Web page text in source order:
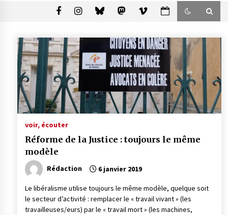
voir, écouter
Réforme de la Justice : toujours le même
modèle
Rédaction 6 janvier 2019
Le libéralisme utilise toujours le même modèle, quelque soit
le secteur d’activité : remplacer le « travail vivant » (les
travailleuses/eurs) par le « travail mort » (les machines,